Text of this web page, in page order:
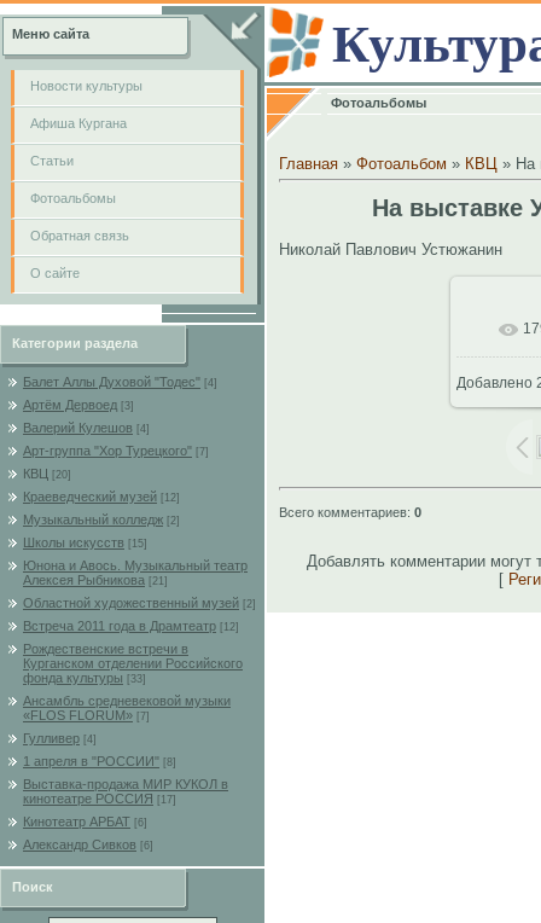
Меню сайта
Новости культуры
Афиша Кургана
Cтатьи
Фотоальбомы
Обратная связь
О сайте
Категории раздела
Балет Аллы Духовой "Тодес" [4]
Артём Дервоед [3]
Валерий Кулешов [4]
Арт-группа "Хор Турецкого" [7]
КВЦ [20]
Краеведческий музей [12]
Музыкальный колледж [2]
Школы искусств [15]
Юнона и Авось. Музыкальный театр
Алексея Рыбникова
[21]
Областной художественный музей [2]
Встреча 2011 года в Драмтеатр [12]
Рождественские встречи в
Курганском отделении Российского
фонда культуры
[33]
Ансамбль средневековой музыки
«FLOS FLORUM» [7]
Гулливер [4]
1 апреля в "РОССИИ" [8]
Выставка-продажа МИР КУКОЛ в
кинотеатре РОССИЯ
[17]
Кинотеатр АРБАТ [6]
Александр Сивков [6]
Поиск
Фотоальбомы
Главная » Фотоальбом » КВЦ » На
На выставке
Николай Павлович Устюжанин
В
Добавлено
Всего комментариев: 0
Добавлять комментарии могут
[